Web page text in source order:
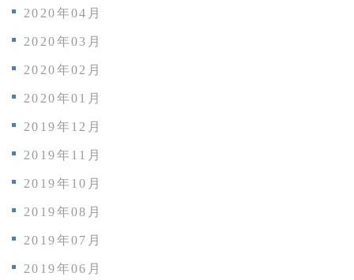
2020年04月
2020年03月
2020年02月
2020年01月
2019年12月
2019年11月
2019年10月
2019年08月
2019年07月
2019年06月